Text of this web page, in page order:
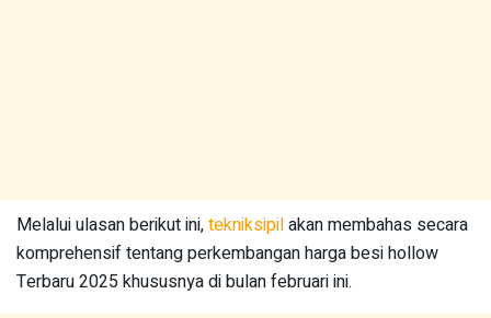
Melalui ulasan berikut ini,tekniksipilakan membahas secara
komprehensif tentang perkembangan harga besi hollow
Terbaru 2025 khususnya di bulan februari ini.